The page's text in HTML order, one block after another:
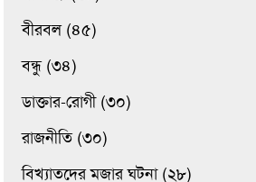
বীরবল (৪৫)
বন্ধু (৩৪)
ডাক্তার-রোগী (৩০)
রাজনীতি (৩০)
বিখ্যাতদের মজার ঘটনা (২৮)